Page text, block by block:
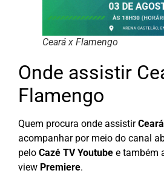
Ceará x Flamengo
Onde assistir
Flamengo
Quem procura onde assistir
acompanhar por meio do canal
pelo Cazé TV Youtube e também
view Premiere.